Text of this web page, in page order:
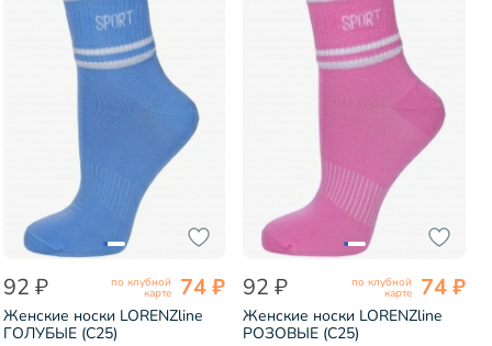
92 ₽ по клубной
карте 74 ₽
Женские носки LORENZline
ГОЛУБЫЕ (С25)
92 ₽ по клубной
карте 74 ₽
Женские носки LORENZline
РОЗОВЫЕ (С25)